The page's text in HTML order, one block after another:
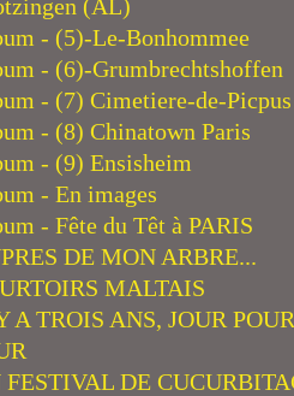
(AL)
- (5)-Le-Bonhommee
- (6)-Grumbrechtshoffen
- (7) Cimetiere-de-Picpus
- (8) Chinatown Paris
- (9) Ensisheim
- En images
- Fête du Têt à PARIS
DE MON ARBRE...
MALTAIS
A TROIS ANS, JOUR POUR
FESTIVAL DE